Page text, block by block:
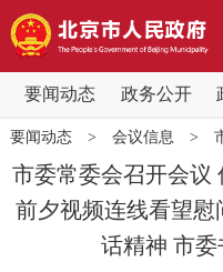
要闻动态 政务公开
要闻动态
党中央精神
北京要闻
要闻动态> 会议信息 >
市委常委会召开会议
前夕视频连线看望
话精神 市